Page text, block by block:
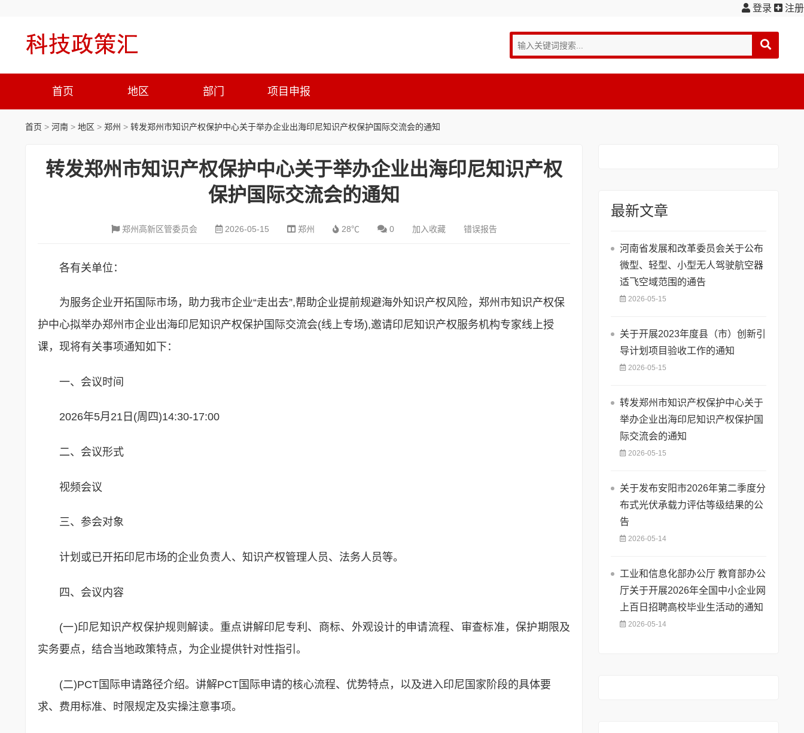
登录 注册
首页 地区 部门 项目申报
首页 > 河南 > 地区 > 郑州 > 转发郑州市知识产权保护中心关于举办企业出海印尼知识产权保护国际交流会的通知
转发郑州市知识产权保护中心关于举办企业出海印尼知识产权
保护国际交流会的通知
郑州高新区管委员会 2026-05-15 郑州 28℃ 0 加入收藏 错误报告
各有关单位：
为服务企业开拓国际市场，助力我市企业“走出去”,帮助企业提前规避海外知识产权风险，郑州市知识产权保
护中心拟举办郑州市企业出海印尼知识产权保护国际交流会(线上专场),邀请印尼知识产权服务机构专家线上授
课，现将有关事项通知如下：
一、会议时间
2026年5月21日(周四)14:30-17:00
二、会议形式
视频会议
三、参会对象
计划或已开拓印尼市场的企业负责人、知识产权管理人员、法务人员等。
四、会议内容
(一)印尼知识产权保护规则解读。重点讲解印尼专利、商标、外观设计的申请流程、审查标准，保护期限及
实务要点，结合当地政策特点，为企业提供针对性指引。
(二)PCT国际申请路径介绍。讲解PCT国际申请的核心流程、优势特点，以及进入印尼国家阶段的具体要
求、费用标准、时限规定及实操注意事项。
最新文章
河南省发展和改革委员会关于公布
微型、轻型、小型无人驾驶航空器
适飞空域范围的通告
2026-05-15
关于开展2023年度县（市）创新引
导计划项目验收工作的通知
2026-05-15
转发郑州市知识产权保护中心关于
举办企业出海印尼知识产权保护国
际交流会的通知
2026-05-15
关于发布安阳市2026年第二季度分
布式光伏承载力评估等级结果的公
告
2026-05-14
工业和信息化部办公厅 教育部办公
厅关于开展2026年全国中小企业网
上百日招聘高校毕业生活动的通知
2026-05-14